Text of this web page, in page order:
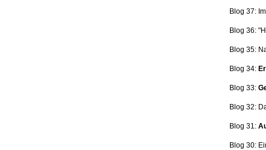
Blog 37:
Blog 36:
Blog 35:
Blog 34:
Blog 33:
Blog 32:
Blog 31:
Blog 30: